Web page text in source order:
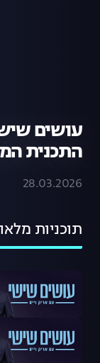
התכנית
28.03.2026
תוכניות